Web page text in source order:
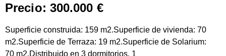
Precio: 300.000 €
Superficie construida: 159 m2.Superficie de vivienda: 70
m2.Superficie de Terraza: 19 m2.Superficie de Solarium:
70 m2.Distribuido en 3 dormitorios, 1